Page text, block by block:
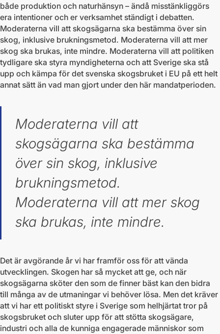
både produktion och naturhänsyn – ändå misstänkliggörs
era intentioner och er verksamhet ständigt i debatten.
Moderaterna vill att skogsägarna ska bestämma över sin
skog, inklusive brukningsmetod. Moderaterna vill att mer
skog ska brukas, inte mindre. Moderaterna vill att politiken
tydligare ska styra myndigheterna och att Sverige ska stå
upp och kämpa för det svenska skogsbruket i EU på ett helt
annat sätt än vad man gjort under den här mandatperioden.
Moderaterna vill att
skogsägarna ska bestämma
över sin skog, inklusive
brukningsmetod.
Moderaterna vill att mer skog
ska brukas, inte mindre.
Det är avgörande år vi har framför oss för att vända
utvecklingen. Skogen har så mycket att ge, och när
skogsägarna sköter den som de finner bäst kan den bidra
till många av de utmaningar vi behöver lösa. Men det kräver
att vi har ett politiskt styre i Sverige som helhjärtat tror på
skogsbruket och sluter upp för att stötta skogsägare,
industri och alla de kunniga engagerade människor som